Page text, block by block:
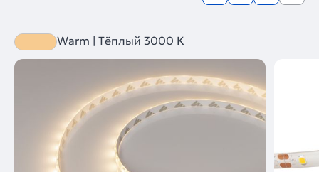
Warm | Тёплый 3000 K